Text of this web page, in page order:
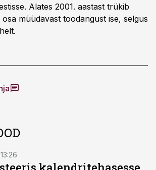
Alates 2001. aastast trükib
müüdavast toodangust ise, selgus